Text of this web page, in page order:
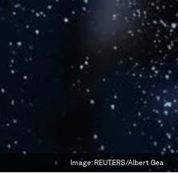
Image: REUTERS/Albert Gea